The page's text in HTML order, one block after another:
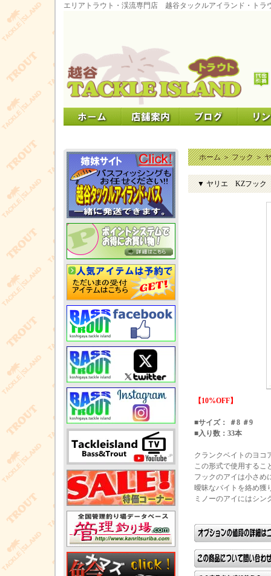
エリアトラウト・渓流専門店 越谷タックルアイランド・トラ
ホーム＞フック＞
▼ ヤリエ KZフック
【10%OFF】
■サイズ： ＃8 ＃9
■入り数：33本
クランクベイトのヨコ
この形式で使用するこ
フックのアイは小さめ
曖昧なバイトを絡め獲
ミノーのアイにはシン